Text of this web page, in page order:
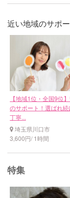
近い地域のサポ
【地域1位・全国9位
のサポート！選ばれ続
丁寧...
埼玉県川口市
3,600円/ 1時間
特集